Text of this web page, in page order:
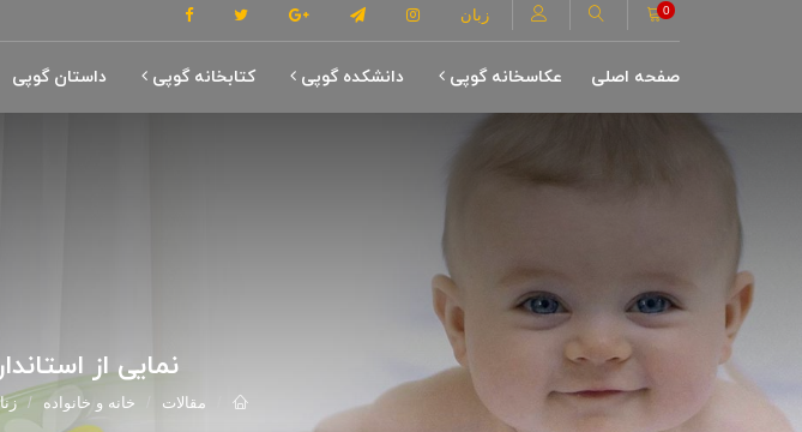
زبان 0
صفحه اصلی عکاسخانه گوپی دانشکده گوپی کتابخانه گوپی داستان گوپی
نمایی از
مقالات خانه و خانواده